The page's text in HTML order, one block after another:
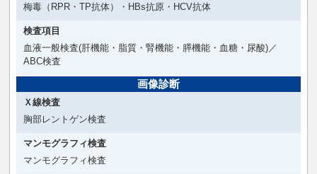
梅毒（RPR・TP抗体）・HBs抗原・HCV抗体
検査項目
血液一般検査(肝機能・脂質・腎機能・膵機能・血糖・尿酸)／
ABC検査
画像診断
Ｘ線検査
胸部レントゲン検査
マンモグラフィ検査
マンモグラフィ検査